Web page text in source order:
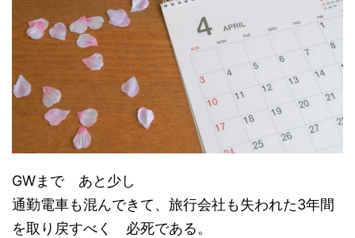
GWまで あと少し
通勤電車も混んできて、旅行会社も失われた3年間
を取り戻すべく 必死である。